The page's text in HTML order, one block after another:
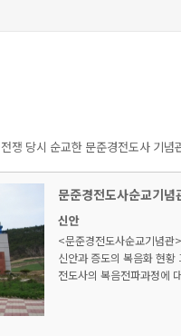
쟁 당시 순교한 문준경전도사 기념
문준경전도사순교기념
신안
<문준경전도사순교기념
신안과 증도의 복음화 현
전도사의 복음전파과정에